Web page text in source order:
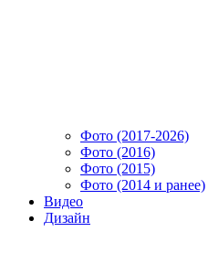
Фото (2017-2026)
Фото (2016)
Фото (2015)
Фото (2014 и ранее)
Видео
Дизайн